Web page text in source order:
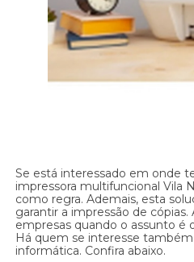
Se está interessado em onde
impressora multifuncional Vila
como regra. Ademais, esta
garantir a impressão de cópias.
empresas quando o assunto é
Há quem se interesse
informática. Confira abaixo.